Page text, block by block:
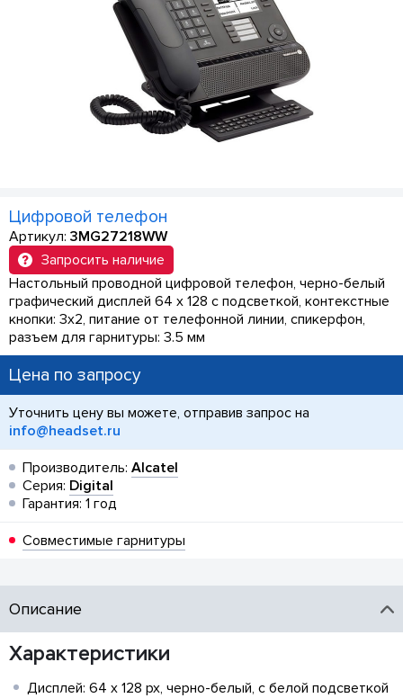
Цифровой телефон
Артикул: 3MG27218WW
Запросить наличие
Настольный проводной цифровой телефон, черно-белый
графический дисплей 64 x 128 с подсветкой, контекстные
кнопки: 3х2, питание от телефонной линии, спикерфон,
разъем для гарнитуры: 3.5 мм
Цена по запросу
Уточнить цену вы можете, отправив запрос на
info@headset.ru
Производитель: Alcatel
Серия: Digital
Гарантия: 1 год
Совместимые гарнитуры
Описание
Характеристики
Дисплей: 64 x 128 px, черно-белый, с белой подсветкой